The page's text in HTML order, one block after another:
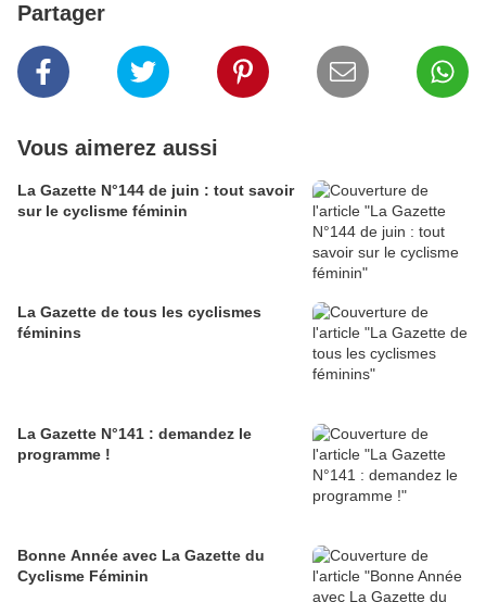
Partager
Vous aimerez aussi
La Gazette N°144 de juin : tout savoir
sur le cyclisme féminin
La Gazette de tous les cyclismes
féminins
La Gazette N°141 : demandez le
programme !
Bonne Année avec La Gazette du
Cyclisme Féminin